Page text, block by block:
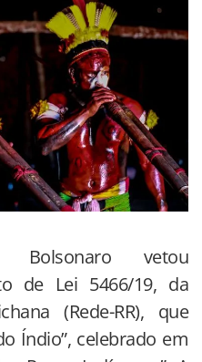
vetou
de Lei 5466/19, da
(Rede-RR), que
Índio”, celebrado em